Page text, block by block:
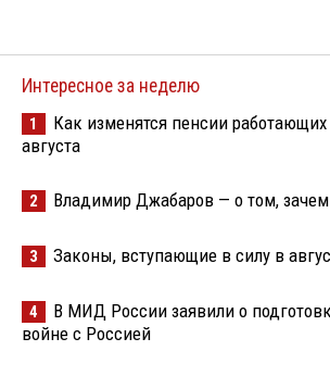
Интересное за неделю
1
Как изменятся пенсии
августа
2 Владимир Джабаров — о том,
3 Законы, вступающие в силу в
4
В МИД России заявили о
войне с Россией